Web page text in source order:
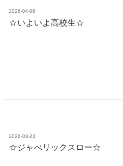
2026-04-06
☆いよいよ高校生☆
2026-03-23
☆ジャべリックスロー☆